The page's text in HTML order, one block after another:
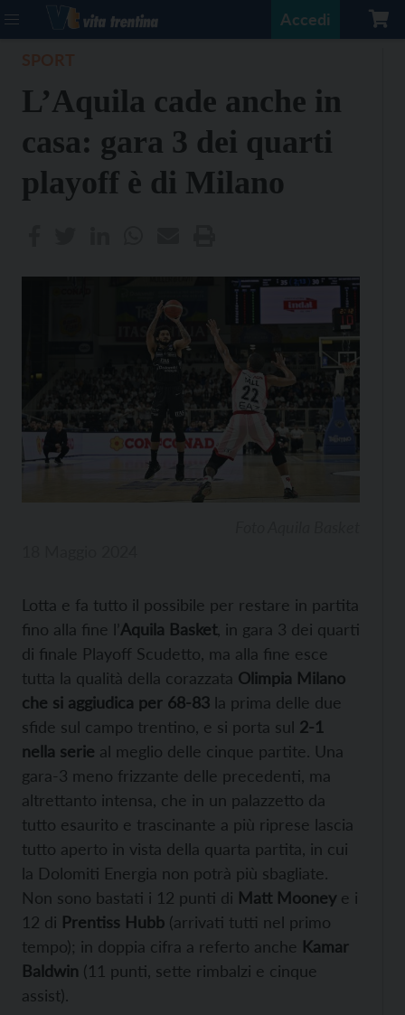
Accedi
L’Aquila cade anche in
casa: gara 3 dei quarti
playoff è di Milano
Lotta e fa tutto il possibile per restare in partita
fino alla fine l’Aquila Basket, in gara 3 dei quarti
di finale Playoff Scudetto, ma alla fine esce
tutta la qualità della corazzata Olimpia Milano
che si aggiudica per 68-83 la prima delle due
sfide sul campo trentino, e si porta sul 2-1
nella serie al meglio delle cinque partite. Una
gara-3 meno frizzante delle precedenti, ma
altrettanto intensa, che in un palazzetto da
tutto esaurito e trascinante a più riprese lascia
tutto aperto in vista della quarta partita, in cui
la Dolomiti Energia non potrà più sbagliate.
Non sono bastati i 12 punti di Matt Mooney e i
12 di Prentiss Hubb (arrivati tutti nel primo
tempo); in doppia cifra a referto anche Kamar
Baldwin (11 punti, sette rimbalzi e cinque
assist).